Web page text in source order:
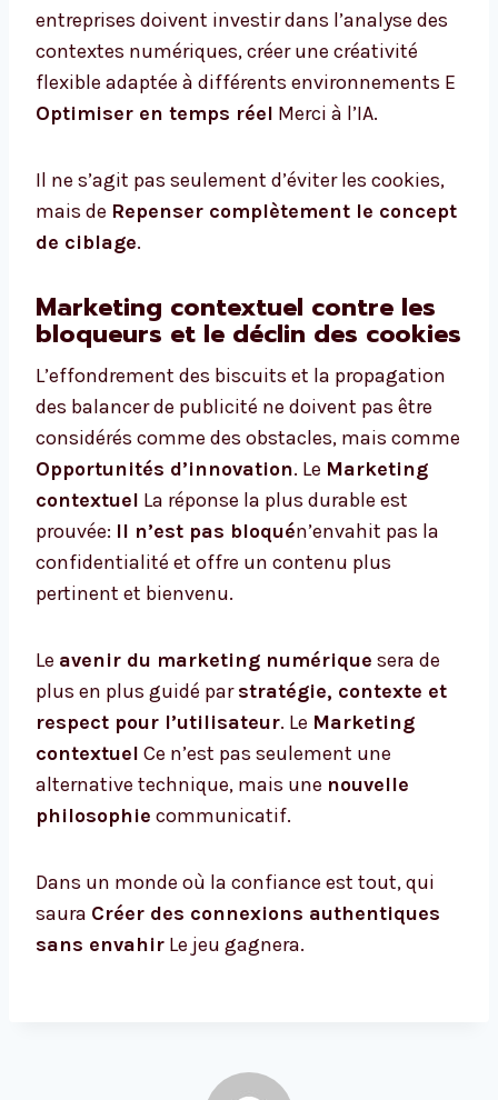
entreprises doivent investir dans l’analyse des
contextes numériques, créer une créativité
flexible adaptée à différents environnements E
Optimiser en temps réel Merci à l’IA.
Il ne s’agit pas seulement d’éviter les cookies,
mais de Repenser complètement le concept
de ciblage.
Marketing contextuel contre les
bloqueurs et le déclin des cookies
L’effondrement des biscuits et la propagation
des balancer de publicité ne doivent pas être
considérés comme des obstacles, mais comme
Opportunités d’innovation. Le Marketing
contextuel La réponse la plus durable est
prouvée: Il n’est pas bloquén’envahit pas la
confidentialité et offre un contenu plus
pertinent et bienvenu.
Le avenir du marketing numérique sera de
plus en plus guidé parstratégie, contexte et
respect pour l’utilisateur. Le Marketing
contextuel Ce n’est pas seulement une
alternative technique, mais une nouvelle
philosophie communicatif.
Dans un monde où la confiance est tout, qui
saura Créer des connexions authentiques
sans envahir Le jeu gagnera.